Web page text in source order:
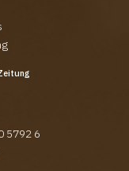
5792 6